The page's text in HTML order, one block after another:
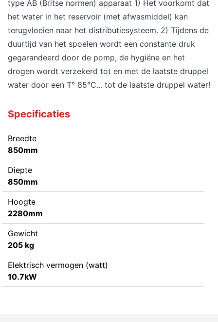
type AB (Britse normen) apparaat 1) Het voorkomt dat
het water in het reservoir (met afwasmiddel) kan
terugvloeien naar het distributiesysteem. 2) Tijdens de
duurtijd van het spoelen wordt een constante druk
gegarandeerd door de pomp, de hygiëne en het
drogen wordt verzekerd tot en met de laatste druppel
water door een T° 85°C... tot de laatste druppel water!
Specificaties
Breedte
850mm
Diepte
850mm
Hoogte
2280mm
Gewicht
205 kg
Elektrisch vermogen (watt)
10.7kW